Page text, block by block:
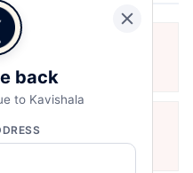
| Stay Home
Aspirants
back
to Kavishala